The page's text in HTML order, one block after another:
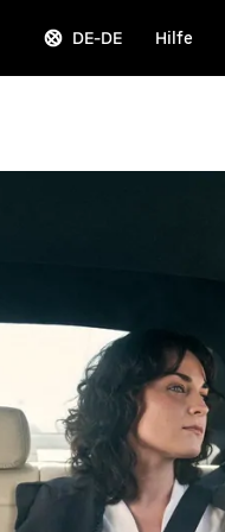
DE-DE Hilfe